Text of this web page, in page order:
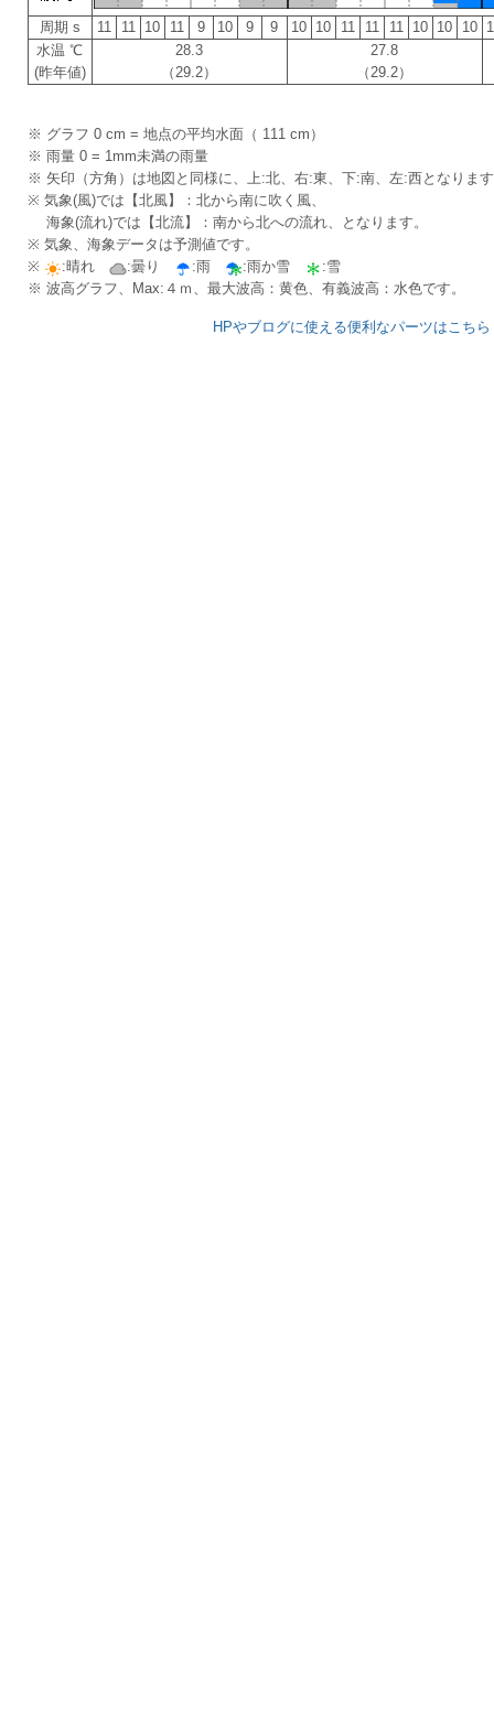
周期 s 11 11 10 11 9 10 9 9 10 10 11 11 11 10 10 10
水温 ℃
(昨年値)
28.3
（29.2）
27.8
（29.2）
※ グラフ 0 cm = 地点の平均水面（ 111 cm）
※ 雨量 0 = 1mm未満の雨量
※ 矢印（方角）は地図と同様に、上:北、右:東、下:南、左:西となりま
※ 気象(風)では【北風】：北から南に吹く風、
海象(流れ)では【北流】：南から北への流れ、となります。
※ 気象、海象データは予測値です。
※
:晴れ :曇り :雨 :雨か雪
:雪
※ 波高グラフ、Max:４ｍ、最大波高：黄色、有義波高：水色です。
HPやブログに使える便利なパーツはこちら